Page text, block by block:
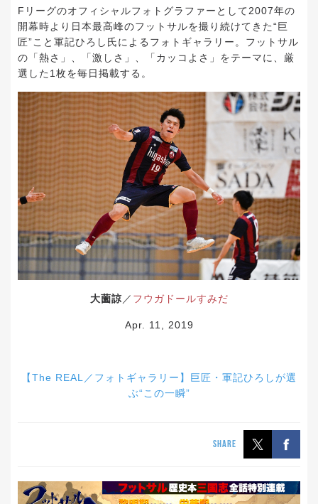
Fリーグのオフィシャルフォトグラファーとして2007年の
開幕時より日本最高峰のフットサルを撮り続けてきた“巨
匠”こと軍記ひろし氏によるフォトギャラリー。フットサル
の「熱さ」、「激しさ」、「カッコよさ」をテーマに、厳
選した1枚を毎日掲載する。
大薗諒／ フウガドールすみだ
Apr. 11, 2019
【The REAL／フォトギャラリー】巨匠・軍記ひろしが選
ぶ“この一瞬”
SHARE